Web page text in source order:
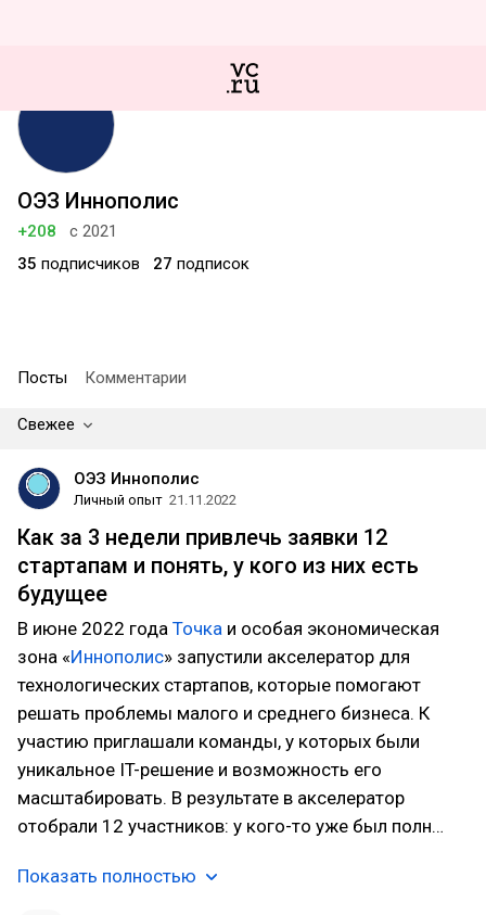
ОЭЗ Иннополис
+208
с 2021
35 подписчиков 27 подписок
Посты Комментарии
Свежее
ОЭЗ Иннополис
Личный опыт 21.11.2022
Как за 3 недели привлечь заявки 12
стартапам и понять, у кого из них есть
будущее
В июне 2022 года Точка и особая экономическая
зона «Иннополис» запустили акселератор для
технологических стартапов, которые помогают
решать проблемы малого и среднего бизнеса. К
участию приглашали команды, у которых были
уникальное IT-решение и возможность его
масштабировать. В результате в акселератор
отобрали 12 участников: у кого-то уже был полн…
Показать полностью